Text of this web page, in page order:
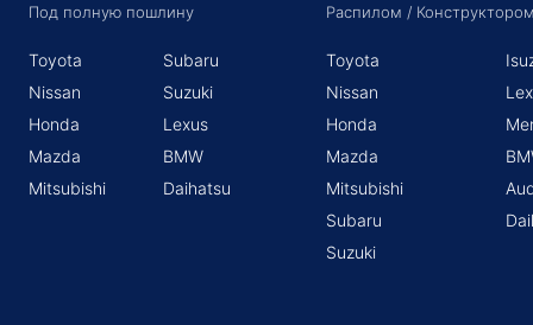
Под полную пошлину
Toyota
Nissan
Honda
Mazda
Mitsubishi
Subaru
Suzuki
Lexus
BMW
Daihatsu
Распилом /
Toyota
Nissan
Honda
Mazda
Mitsubishi
Subaru
Suzuki